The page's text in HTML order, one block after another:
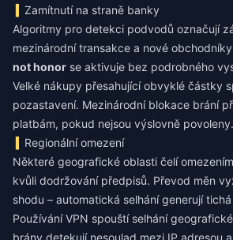
Zamítnutí na straně banky
Algoritmy pro detekci podvodů označují
mezinárodní transakce a nové
not honor se aktivuje bez podrobného
Velké nákupy přesahující obvyklé částky
pozastavení. Mezinárodní blokace brání
platbám, pokud nejsou výslovně povoleny.
Regionální omezení
Některé geografické oblasti čelí
kvůli dodržování předpisů. Převod měn
shodu – automatická selhání generují
Používání VPN spouští selhání